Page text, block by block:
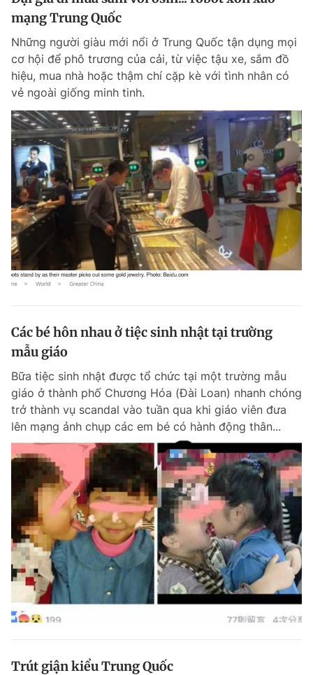
mạng Trung Quốc
Những người giàu mới nổi ở Trung Quốc tận dụng mọi
cơ hội để phô trương của cải, từ việc tậu xe, sắm đồ
hiệu, mua nhà hoặc thậm chí cặp kè với tình nhân có
vẻ ngoài giống minh tinh.
Các bé hôn nhau ở tiệc sinh nhật tại trường
mẫu giáo
Bữa tiệc sinh nhật được tổ chức tại một trường mẫu
giáo ở thành phố Chương Hóa (Đài Loan) nhanh chóng
trở thành vụ scandal vào tuần qua khi giáo viên đưa
lên mạng ảnh chụp các em bé có hành động thân...
Trút giận kiểu Trung Quốc